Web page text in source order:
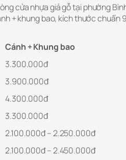
cửa nhựa giả gỗ tại phường
+ khung bao, kích thước chuẩn
Cánh + Khung bao
3.300.000đ
3.900.000đ
4.300.000đ
3.300.000đ
2.100.000đ – 2.250.000đ
2.100.000đ – 2.450.000đ